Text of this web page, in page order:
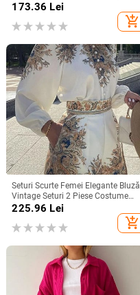
jumătate de mânecă, cu gâtul O,
costum largi, pentru femei, cu
buzunar vintage, pantaloni lungi,
173.36 Lei
add_shopping_cart
Seturi Scurte Femei Elegante Bluză
Vintage Seturi 2 Piese Costume
Imprimate Model Seturi Cămăși
Moda Damă Casual Topuri cu gât
Ținute
225.96 Lei
add_shopping_cart